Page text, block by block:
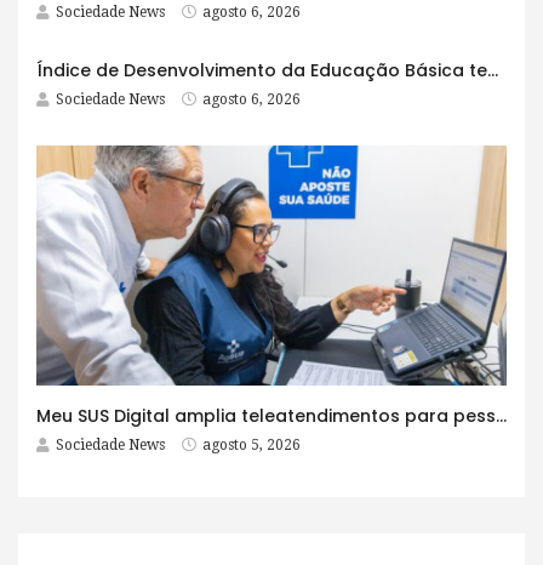
Sociedade News agosto 6, 2026
Índice de Desenvolvimento da Educação Básica tem elevação em todas as etapas
Sociedade News agosto 6, 2026
Meu SUS Digital amplia teleatendimentos para pessoas com problemas com jogos e apostas
Sociedade News agosto 5, 2026